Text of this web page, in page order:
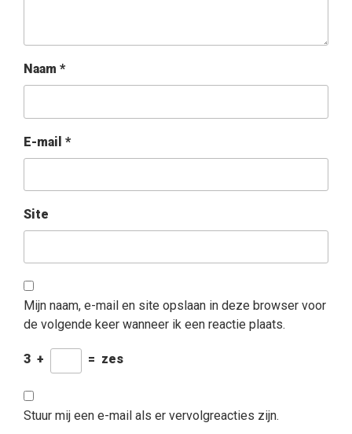
Naam *
E-mail *
Site
Mijn naam, e-mail en site opslaan in deze browser voor
de volgende keer wanneer ik een reactie plaats.
3 + = zes
Stuur mij een e-mail als er vervolgreacties zijn.